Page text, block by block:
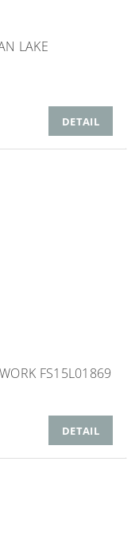
LAKE
DETAIL
FS15L01869
DETAIL